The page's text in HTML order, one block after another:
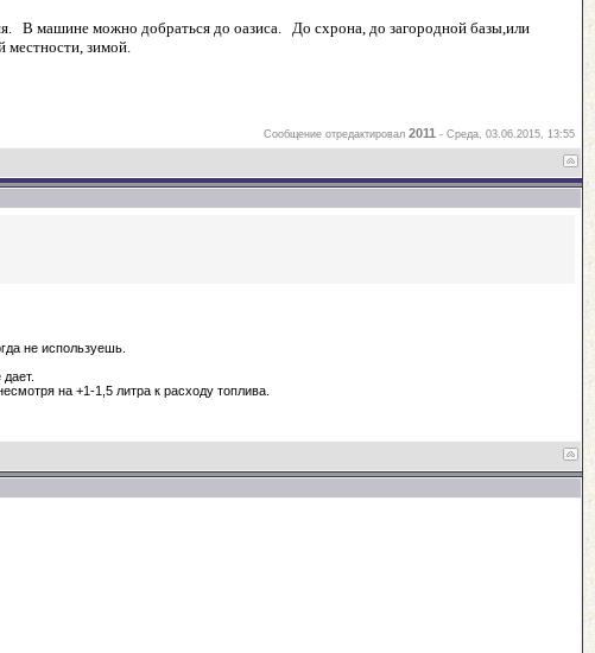
В машине можно добраться до оазиса. До схрона, до загородной базы,или
местности, зимой.
Сообщение отредактировал 2011 - Среда, 03.06.2015, 13:55
не используешь.
на +1-1,5 литра к расходу топлива.